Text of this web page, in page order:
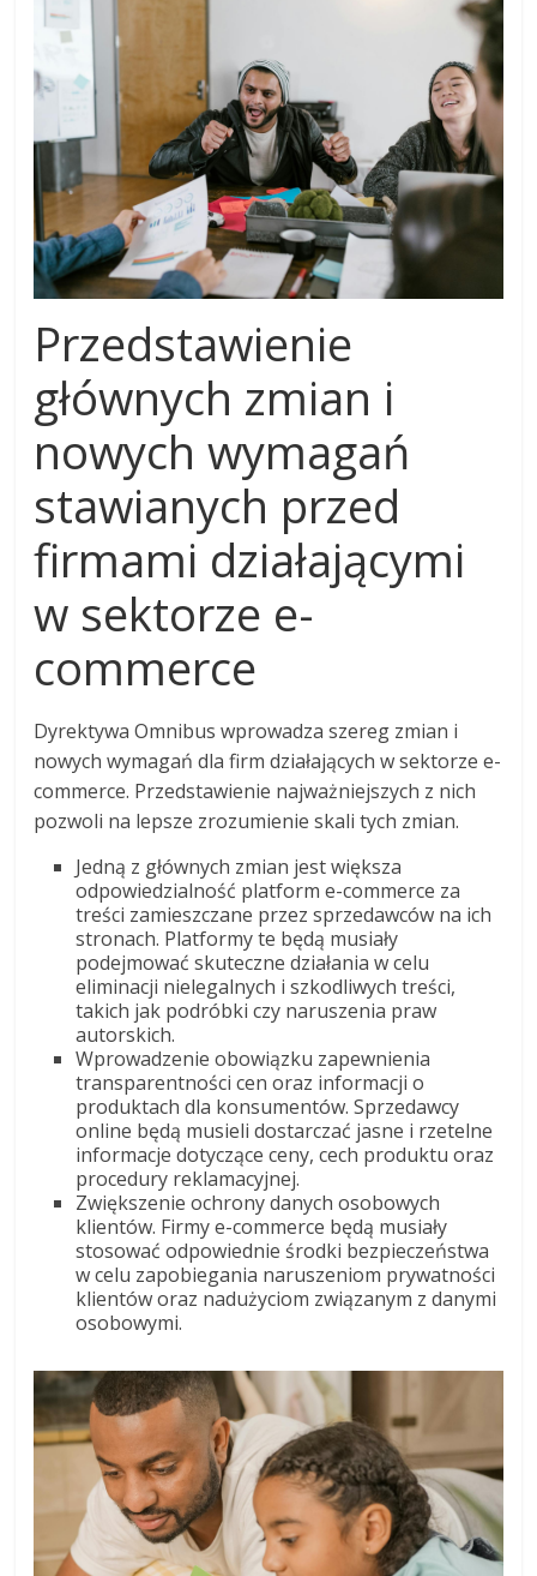
Przedstawienie
głównych zmian i
nowych wymagań
stawianych przed
firmami działającymi
w sektorze e-
commerce
Dyrektywa Omnibus wprowadza szereg zmian i
nowych wymagań dla firm działających w sektorze e-
commerce. Przedstawienie najważniejszych z nich
pozwoli na lepsze zrozumienie skali tych zmian.
Jedną z głównych zmian jest większa
odpowiedzialność platform e-commerce za
treści zamieszczane przez sprzedawców na ich
stronach. Platformy te będą musiały
podejmować skuteczne działania w celu
eliminacji nielegalnych i szkodliwych treści,
takich jak podróbki czy naruszenia praw
autorskich.
Wprowadzenie obowiązku zapewnienia
transparentności cen oraz informacji o
produktach dla konsumentów. Sprzedawcy
online będą musieli dostarczać jasne i rzetelne
informacje dotyczące ceny, cech produktu oraz
procedury reklamacyjnej.
Zwiększenie ochrony danych osobowych
klientów. Firmy e-commerce będą musiały
stosować odpowiednie środki bezpieczeństwa
w celu zapobiegania naruszeniom prywatności
klientów oraz nadużyciom związanym z danymi
osobowymi.